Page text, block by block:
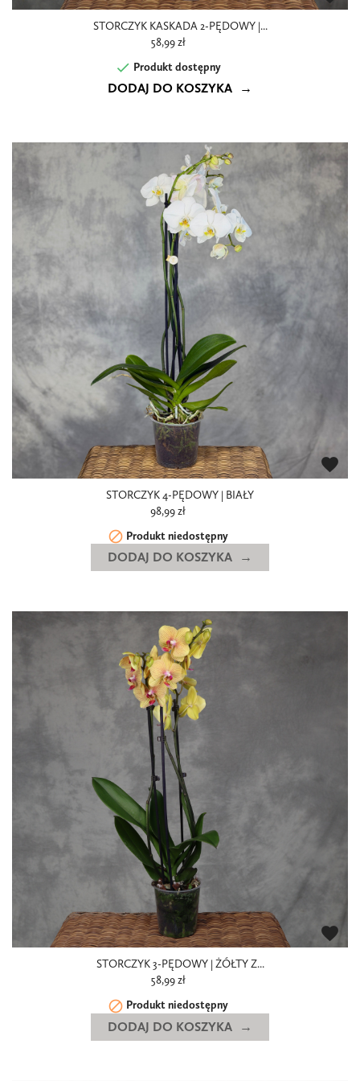
STORCZYK KASKADA 2-PĘDOWY |...
58,99 zł
 Produkt dostępny
DODAJ DO KOSZYKA
STORCZYK 4-PĘDOWY | BIAŁY
98,99 zł
 Produkt niedostępny
favorite
DODAJ DO KOSZYKA
STORCZYK 3-PĘDOWY | ŻÓŁTY Z...
58,99 zł
 Produkt niedostępny
favorite
DODAJ DO KOSZYKA